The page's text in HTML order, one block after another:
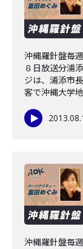
沖縄羅針盤毎
８日放送分浦
ジは、浦添市
客で沖縄大学
沖縄羅針盤毎